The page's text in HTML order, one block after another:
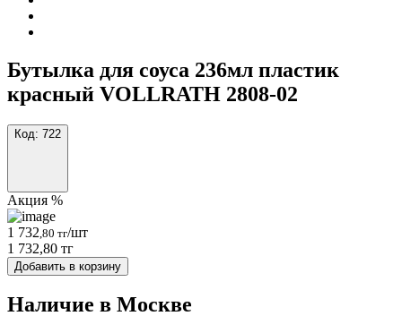
Бутылка для соуса 236мл пластик
красный VOLLRATH 2808-02
Код: 722
Акция %
1 732 ,80 тг/шт
1 732,80 тг
Добавить в корзину
Наличие в Москвe